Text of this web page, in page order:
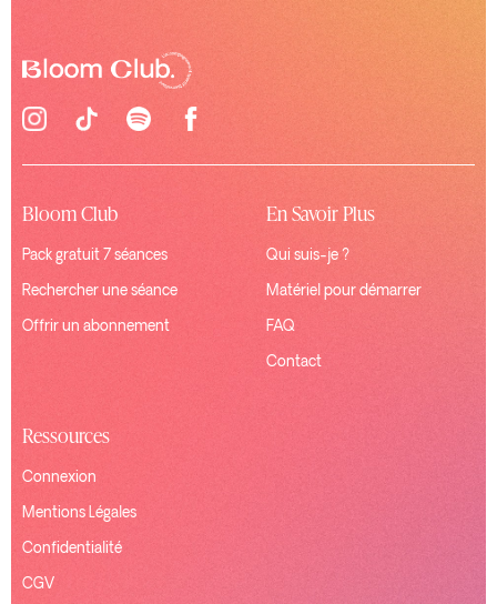
Bloom Club
Pack gratuit 7 séances
Rechercher une séance
Offrir un abonnement
En Savoir Plus
Qui suis-je ?
Matériel pour démarrer
FAQ
Contact
Ressources
Connexion
Mentions Légales
Confidentialité
CGV